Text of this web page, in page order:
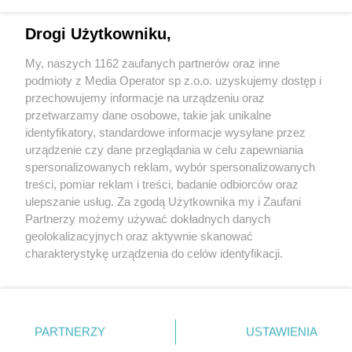
Wydawca mediówlokalnych
Nie zapomnij
zapoznać się z:
polityką prywatności
Twojemiasto
Piekary Śląskie
Chorzów
Tarnowskie Góry
Gliwice
Skontaktuj się z nami
Kontakt
Redakcja
Newsletter
Drogi Użytkowniku,
My, naszych 1162 zaufanych partnerów oraz inne
podmioty z Media Operator sp z.o.o. uzyskujemy dostęp i
przechowujemy informacje na urządzeniu oraz
przetwarzamy dane osobowe, takie jak unikalne
identyfikatory, standardowe informacje wysyłane przez
urządzenie czy dane przeglądania w celu zapewniania
spersonalizowanych reklam, wybór spersonalizowanych
treści, pomiar reklam i treści, badanie odbiorców oraz
ulepszanie usług. Za zgodą Użytkownika my i Zaufani
Partnerzy możemy używać dokładnych danych
geolokalizacyjnych oraz aktywnie skanować
charakterystykę urządzenia do celów identyfikacji.
zmienić/wycofać klikając przycisk ustawień prywatności
znajdujący się w lewym dolnym rogu strony
PARTNERZY USTAWIENIA